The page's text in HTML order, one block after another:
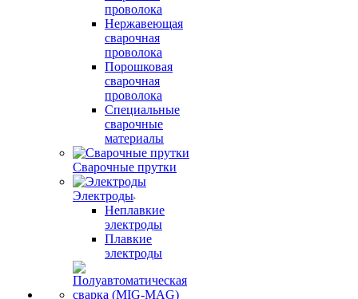
проволока
Нержавеющая
сварочная
проволока
Порошковая
сварочная
проволока
Специальные
сварочные
материалы
Сварочные прутки
Электроды
Неплавкие
электроды
Плавкие
электроды